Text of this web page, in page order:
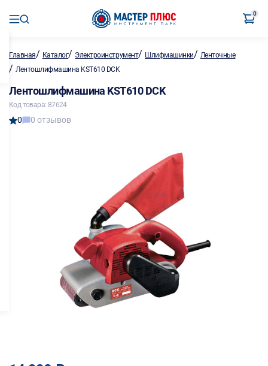
0
Главная/ Каталог/ Электроинструмент/ Шлифмашинки/ Ленточные
/ Лентошлифмашина KST610 DCK
Лентошлифмашина KST610 DCK
Код товара: 87624
0 0 отзывов